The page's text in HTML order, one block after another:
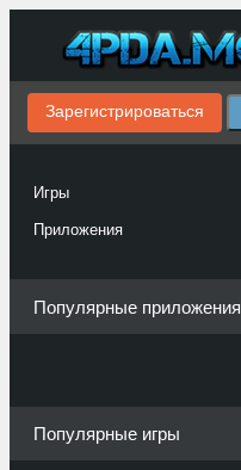
Зарегистрироваться
Игры
Приложения
Популярные приложения
Популярные игры